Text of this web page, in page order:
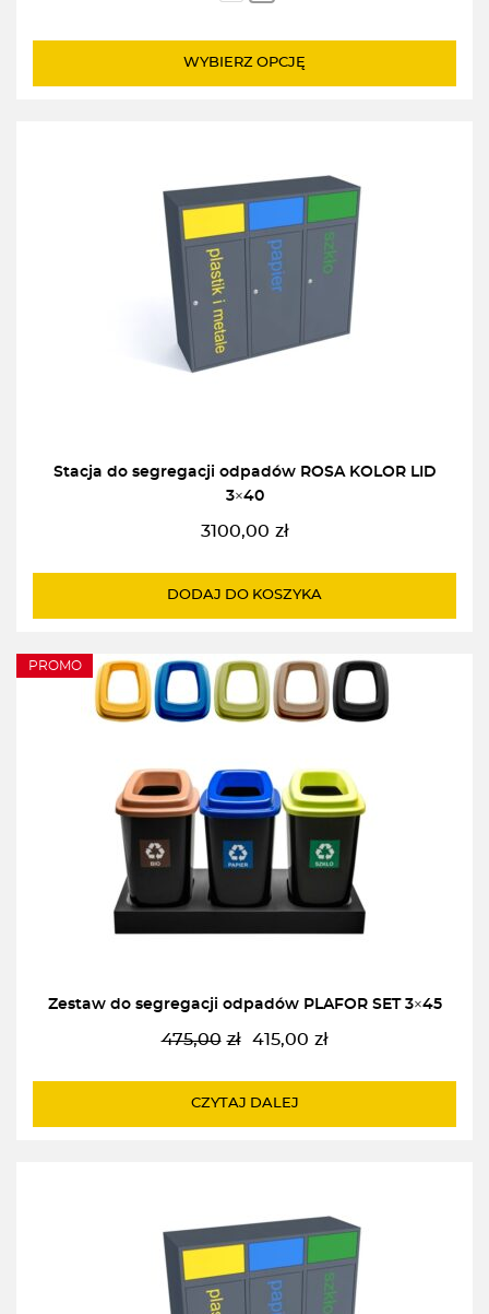
WYBIERZ OPCJĘ
Stacja do segregacji odpadów ROSA KOLOR LID
3×40
3100,00 zł
DODAJ DO KOSZYKA
PROMO
Zestaw do segregacji odpadów PLAFOR SET 3×45
475,00 zł
Pierwotna
wynosiła:
415,00 zł
Aktualna
wynosi:
CZYTAJ DALEJ